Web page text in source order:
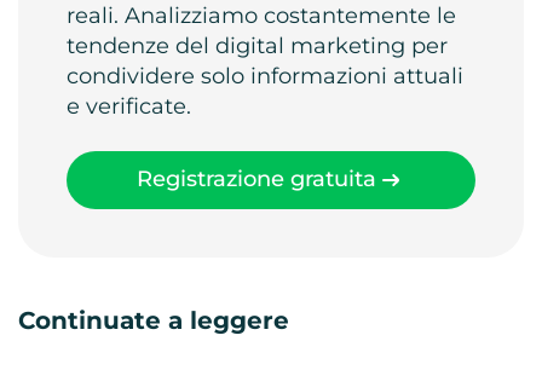
reali. Analizziamo costantemente le
tendenze del digital marketing per
condividere solo informazioni attuali
e verificate.
Registrazione gratuita
Continuate a leggere